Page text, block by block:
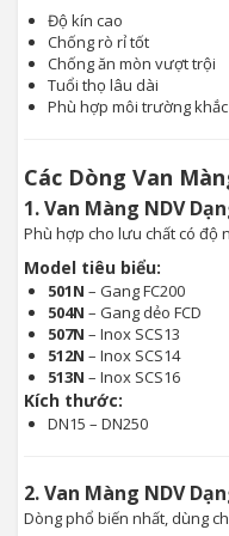
Độ kín cao
Chống rò rỉ tốt
Chống ăn mòn vượt trội
Tuổi thọ lâu dài
Phù hợp môi trường
Các Dòng Van
1. Van Màng NDV
Phù hợp cho lưu chất có độ
Model tiêu biểu:
501N – Gang FC200
504N – Gang dẻo FCD
507N – Inox SCS13
512N – Inox SCS14
513N – Inox SCS16
Kích thước:
DN15 – DN250
2. Van Màng NDV
Dòng phổ biến nhất, dùng